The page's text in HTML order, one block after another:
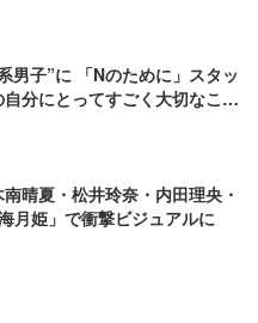
男子”に 「Nのために」スタッ
分にとってすごく大切なこ
晴夏・松井玲奈・内田理央・
月姫」で衝撃ビジュアルに